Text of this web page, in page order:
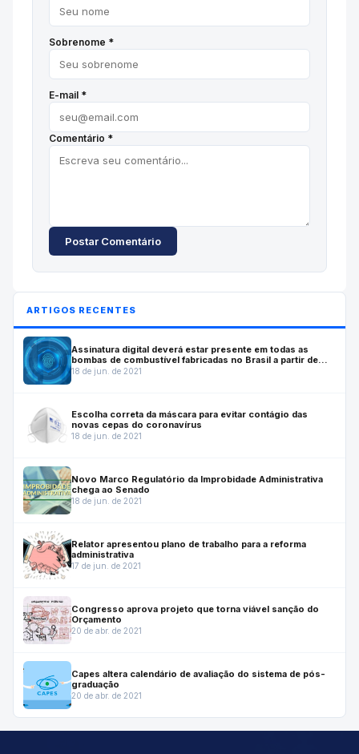
Sobrenome *
E-mail *
Comentário *
Postar Comentário
ARTIGOS RECENTES
Assinatura digital deverá estar presente em todas as
bombas de combustível fabricadas no Brasil a partir de
julho de 2022
18 de jun. de 2021
Escolha correta da máscara para evitar contágio das
novas cepas do coronavírus
18 de jun. de 2021
Novo Marco Regulatório da Improbidade Administrativa
chega ao Senado
18 de jun. de 2021
Relator apresentou plano de trabalho para a reforma
administrativa
17 de jun. de 2021
Congresso aprova projeto que torna viável sanção do
Orçamento
20 de abr. de 2021
Capes altera calendário de avaliação do sistema de pós-
graduação
20 de abr. de 2021